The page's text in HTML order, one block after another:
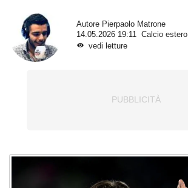
Autore Pierpaolo Matrone
14.05.2026 19:11
Calcio estero
vedi letture